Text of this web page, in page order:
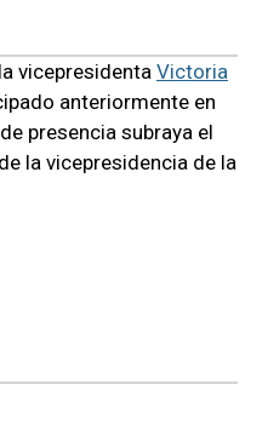
vicepresidenta Victoria
anteriormente en
presencia subraya el
la vicepresidencia de la